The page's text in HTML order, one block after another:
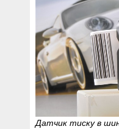
Датчик тиску в